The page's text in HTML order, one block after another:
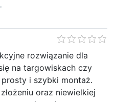
rozwiązanie dla
na targowiskach czy
i szybki montaż.
oraz niewielkiej